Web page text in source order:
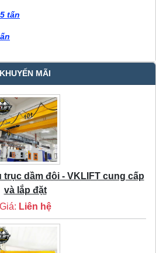
tấn
KHUYẾN MÃI
trục dầm đôi - VKLIFT cung cấp
và lắp đặt
Giá: Liên hệ